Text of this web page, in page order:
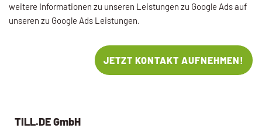
weitere Informationen zu unseren Leistungen zu Google Ads auf
unseren zu Google Ads Leistungen.
JETZT KONTAKT AUFNEHMEN!
TILL.DE GmbH